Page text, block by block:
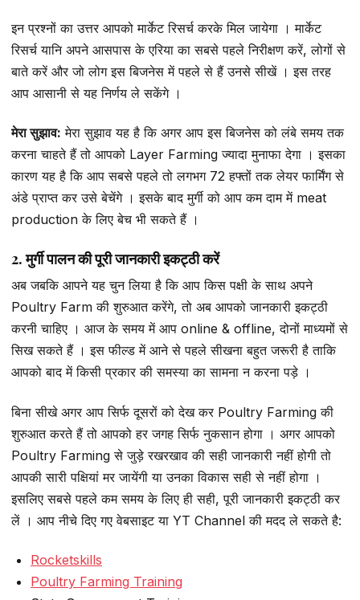
इन प्रश्नों का उत्तर आपको मार्केट रिसर्च करके मिल जायेगा । मार्केट
रिसर्च यानि अपने आसपास के एरिया का सबसे पहले निरीक्षण करें, लोगों से
बाते करें और जो लोग इस बिजनेस में पहले से हैं उनसे सीखें । इस तरह
आप आसानी से यह निर्णय ले सकेंगे ।
मेरा सुझाव: मेरा सुझाव यह है कि अगर आप इस बिजनेस को लंबे समय तक
करना चाहते हैं तो आपको Layer Farming ज्यादा मुनाफा देगा । इसका
कारण यह है कि आप सबसे पहले तो लगभग 72 हफ्तों तक लेयर फार्मिंग से
अंडे प्राप्त कर उसे बेचेंगे । इसके बाद मुर्गी को आप कम दाम में meat
production के लिए बेच भी सकते हैं ।
2. मुर्गी पालन की पूरी जानकारी इकट्ठी करें
अब जबकि आपने यह चुन लिया है कि आप किस पक्षी के साथ अपने
Poultry Farm की शुरुआत करेंगे, तो अब आपको जानकारी इकट्ठी
करनी चाहिए । आज के समय में आप online & offline, दोनों माध्यमों से
सिख सकते हैं । इस फील्ड में आने से पहले सीखना बहुत जरूरी है ताकि
आपको बाद में किसी प्रकार की समस्या का सामना न करना पड़े ।
बिना सीखे अगर आप सिर्फ दूसरों को देख कर Poultry Farming की
शुरुआत करते हैं तो आपको हर जगह सिर्फ नुकसान होगा । अगर आपको
Poultry Farming से जुड़े रखरखाव की सही जानकारी नहीं होगी तो
आपकी सारी पक्षियां मर जायेंगी या उनका विकास सही से नहीं होगा ।
इसलिए सबसे पहले कम समय के लिए ही सही, पूरी जानकारी इकट्ठी कर
लें । आप नीचे दिए गए वेबसाइट या YT Channel की मदद ले सकते है:
Rocketskills
Poultry Farming Training